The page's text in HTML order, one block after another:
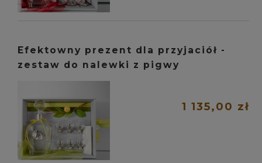
Efektowny prezent dla przyjaciół -
zestaw do nalewki z pigwy
1 135,00 zł